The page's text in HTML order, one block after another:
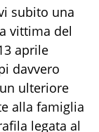
subito una
vittima del
aprile
davvero
ulteriore
alla famiglia
legata al